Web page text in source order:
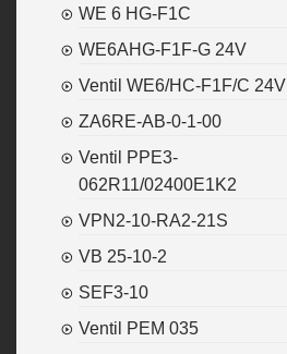
WE 6 HG-F1C
WE6AHG-F1F-G 24V
Ventil WE6/HC-F1F/C 24V
ZA6RE-AB-0-1-00
Ventil PPE3-
062R11/02400E1K2
VPN2-10-RA2-21S
VB 25-10-2
SEF3-10
Ventil PEM 035